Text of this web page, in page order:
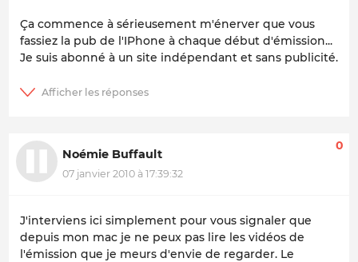
Ça commence à sérieusement m'énerver que vous
fassiez la pub de l'IPhone à chaque début d'émission...
Je suis abonné à un site indépendant et sans publicité.
Noémie Buffault
07 janvier 2010 à 17:39:32
0
J'interviens ici simplement pour vous signaler que
depuis mon mac je ne peux pas lire les vidéos de
l'émission que je meurs d'envie de regarder. Le